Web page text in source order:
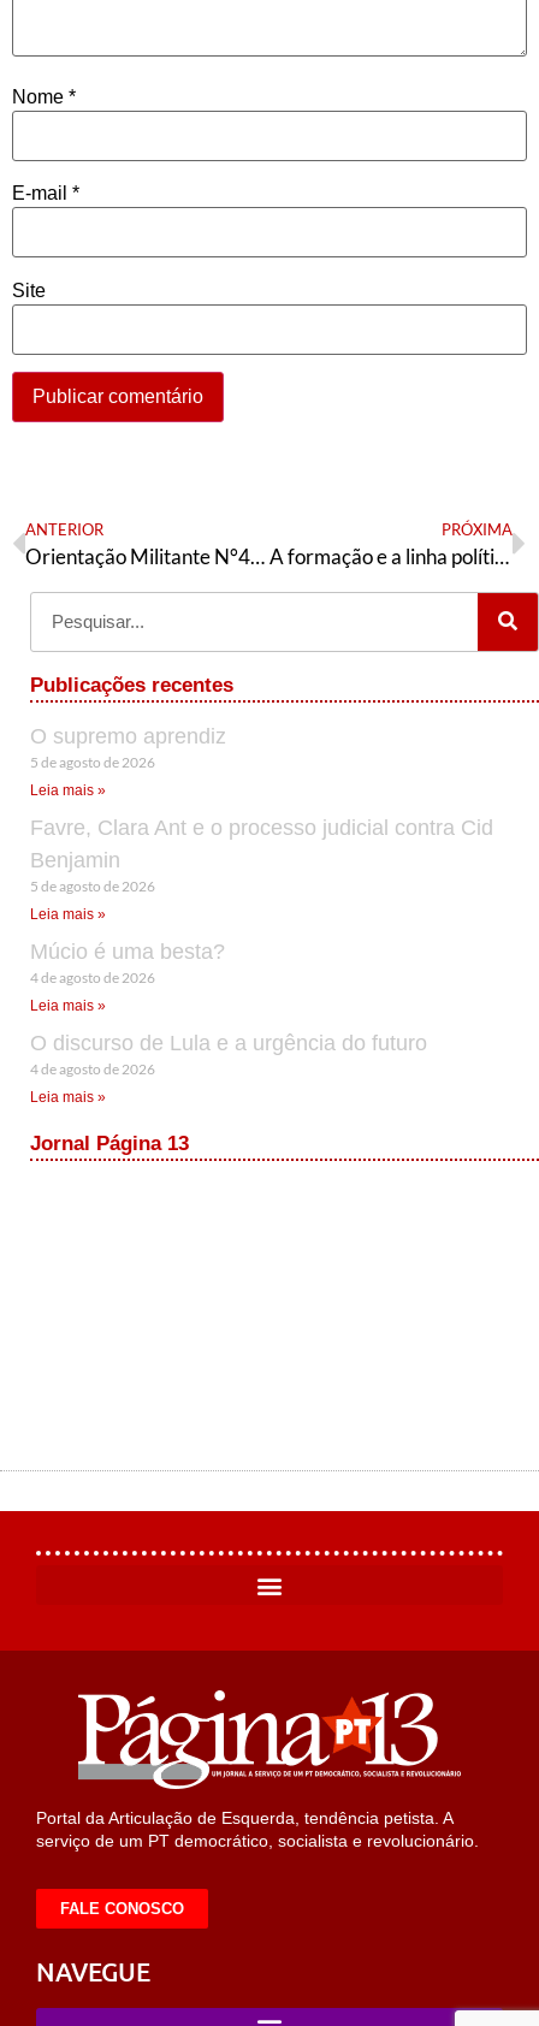
Nome *
E-mail *
Site
ANTERIOR
Orientação Militante N°453 (27 de fevereiro de 2025)
PRÓXIMA
A formação e a linha política do PT
Publicações recentes
O supremo aprendiz
5 de agosto de 2026
Leia mais »
Favre, Clara Ant e o processo judicial contra Cid
Benjamin
5 de agosto de 2026
Leia mais »
Múcio é uma besta?
4 de agosto de 2026
Leia mais »
O discurso de Lula e a urgência do futuro
4 de agosto de 2026
Leia mais »
Jornal Página 13
Portal da Articulação de Esquerda, tendência petista. A
serviço de um PT democrático, socialista e revolucionário.
FALE CONOSCO
NAVEGUE